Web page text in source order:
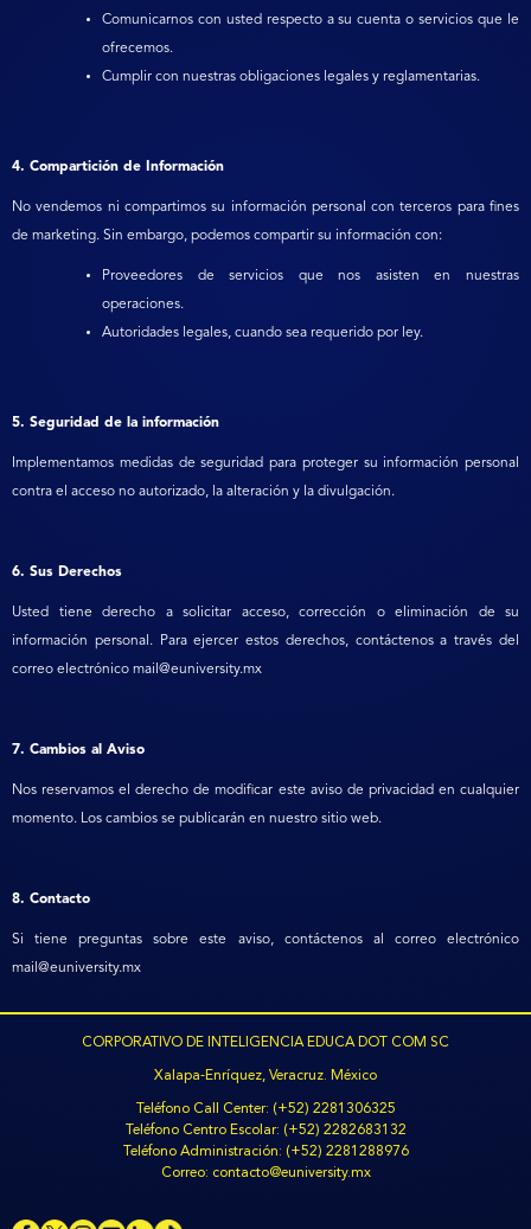
Comunicarnos con usted respecto a su cuenta o servicios que le
ofrecemos.
Cumplir con nuestras obligaciones legales y reglamentarias.
4. Compartición de Información
No vendemos ni compartimos su información personal con terceros para fines
de marketing. Sin embargo, podemos compartir su información con:
Proveedores de servicios que nos asisten en nuestras
operaciones.
Autoridades legales, cuando sea requerido por ley.
5. Seguridad de la información
Implementamos medidas de seguridad para proteger su información personal
contra el acceso no autorizado, la alteración y la divulgación.
6. Sus Derechos
Usted tiene derecho a solicitar acceso, corrección o eliminación de su
información personal. Para ejercer estos derechos, contáctenos a través del
correo electrónico mail@euniversity.mx
7. Cambios al Aviso
Nos reservamos el derecho de modificar este aviso de privacidad en cualquier
momento. Los cambios se publicarán en nuestro sitio web.
8. Contacto
Si tiene preguntas sobre este aviso, contáctenos al correo electrónico
mail@euniversity.mx
CORPORATIVO DE INTELIGENCIA EDUCA DOT COM SC
Xalapa-Enríquez, Veracruz. México
Teléfono Call Center: (+52) 2281306325
Teléfono Centro Escolar: (+52) 2282683132
Teléfono Administración: (+52) 2281288976
Correo: contacto@euniversity.mx